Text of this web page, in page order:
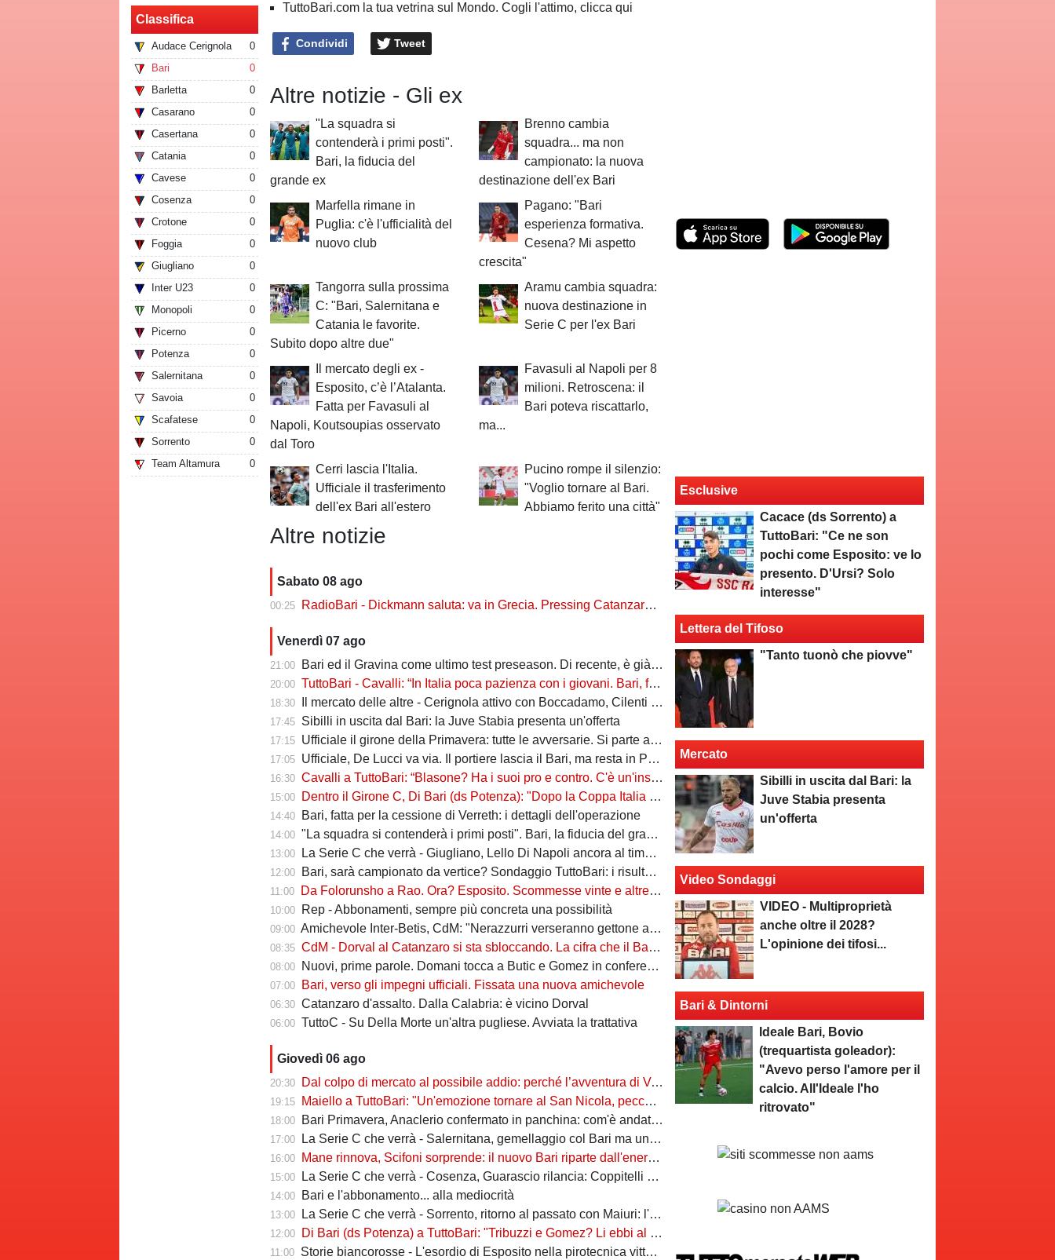
Classifica
Audace Cerignola
0
Bari
0
Barletta
0
Casarano
0
Casertana
0
Catania
0
Cavese
0
Cosenza
0
Crotone
0
Foggia
0
Giugliano
0
Inter U23
0
Monopoli
0
Picerno
0
Potenza
0
Salernitana
0
Savoia
0
Scafatese
0
Sorrento
0
Team Altamura
0
TuttoBari.com la tua vetrina sul Mondo. Cogli l'attimo, clicca qui
Condividi Tweet
Altre notizie - Gli ex
"La squadra si
contenderà i primi posti".
Bari, la fiducia del
grande ex
Brenno cambia
squadra... ma non
campionato: la nuova
destinazione dell'ex Bari
Marfella rimane in
Puglia: c'è l'ufficialità del
nuovo club
Pagano: "Bari
esperienza formativa.
Cesena? Mi aspetto
crescita"
Tangorra sulla prossima
C: "Bari, Salernitana e
Catania le favorite.
Subito dopo altre due"
Aramu cambia squadra:
nuova destinazione in
Serie C per l'ex Bari
Il mercato degli ex -
Esposito, c’è l’Atalanta.
Fatta per Favasuli al
Napoli, Koutsoupias osservato
dal Toro
Favasuli al Napoli per 8
milioni. Retroscena: il
Bari poteva riscattarlo,
ma...
Cerri lascia l'Italia.
Ufficiale il trasferimento
dell'ex Bari all'estero
Pucino rompe il silenzio:
"Voglio tornare al Bari.
Abbiamo ferito una città"
Altre notizie
Sabato 08 ago
00:25 RadioBari - Dickmann saluta: va in Grecia. Pressing Catanzaro per Dorval, Vicari piace ad una pugliese
Venerdì 07 ago
21:00 Bari ed il Gravina come ultimo test preseason. Di recente, è già successo due volte
20:00 TuttoBari - Cavalli: “In Italia poca pazienza con i giovani. Bari, fai la cosa più bella: ti spiego come”
18:30 Il mercato delle altre - Cerignola attivo con Boccadamo, Cilenti e Padula. Casertana su Antonio Ferrara. Della Morte piace al Foggia
17:45 Sibilli in uscita dal Bari: la Juve Stabia presenta un'offerta
17:15 Ufficiale il girone della Primavera: tutte le avversarie. Si parte a settembre
17:05 Ufficiale, De Lucci va via. Il portiere lascia il Bari, ma resta in Puglia
16:30 Cavalli a TuttoBari: “Blasone? Ha i suoi pro e contro. C'è un'insidia enorme: favoriti sì, ma non basta”
15:00 Dentro il Girone C, Di Bari (ds Potenza): "Dopo la Coppa Italia vinta, vogliamo infastidire ancora. Vi nomino qualche nostro giovane"
14:40 Bari, fatta per la cessione di Verreth: i dettagli dell'operazione
14:00 "La squadra si contenderà i primi posti". Bari, la fiducia del grande ex
13:00 La Serie C che verrà - Giugliano, Lello Di Napoli ancora al timone: il re delle salvezze vuole evitare un'altra stagione da brividi
12:00 Bari, sarà campionato da vertice? Sondaggio TuttoBari: i risultati provvisori
11:00 Da Folorunsho a Rao. Ora? Esposito. Scommesse vinte e altre perse sull'asse Napoli-Bari
10:00 Rep - Abbonamenti, sempre più concreta una possibilità
09:00 Amichevole Inter-Betis, CdM: "Nerazzurri verseranno gettone al Bari. E verrà girato al Comune"
08:35 CdM - Dorval al Catanzaro si sta sbloccando. La cifra che il Bari incasserebbe
08:00 Nuovi, prime parole. Domani tocca a Butic e Gomez in conferenza
07:00 Bari, verso gli impegni ufficiali. Fissata una nuova amichevole
06:30 Catanzaro d'assalto. Dalla Calabria: è vicino Dorval
06:00 TuttoC - Su Della Morte un'altra pugliese. Avviata la trattativa
Giovedì 06 ago
20:30 Dal colpo di mercato al possibile addio: perché l’avventura di Verreth al Bari non è mai davvero sbocciata
19:15 Maiello a TuttoBari: "Un'emozione tornare al San Nicola, peccato per il poco pubblico. Bari? Ben costruito"
18:00 Bari Primavera, Anaclerio confermato in panchina: com'è andata la scorsa stagione?
17:00 La Serie C che verrà - Salernitana, gemellaggio col Bari ma una sola missione: tornare subito in Serie B
16:00 Mane rinnova, Scifoni sorprende: il nuovo Bari riparte dall'energia verde
15:00 La Serie C che verrà - Cosenza, Guarascio rilancia: Coppitelli per riportare i lupi in Serie B
14:00 Bari e l'abbonamento... alla mediocrità
13:00 La Serie C che verrà - Sorrento, ritorno al passato con Maiuri: l'obiettivo è una salvezza senza affanni
12:00 Di Bari (ds Potenza) a TuttoBari: "Tribuzzi e Gomez? Li ebbi al Crotone. Alessio può fare più ruoli, Guido è una certezza"
11:00 Storie biancorosse - L'esordio di Esposito nella pirotecnica vittoria contro la Spal di De Rossi e Nainggolan
Esclusive
Cacace (ds Sorrento) a
TuttoBari: "Ce ne son
pochi come Esposito: ve lo
presento. D'Ursi? Solo
interesse"
Lettera del Tifoso
"Tanto tuonò che piovve"
Mercato
Sibilli in uscita dal Bari: la
Juve Stabia presenta
un'offerta
Video Sondaggi
VIDEO - Multiproprietà
anche oltre il 2028?
L'opinione dei tifosi...
Bari & Dintorni
Ideale Bari, Bovio
(trequartista goleador):
"Avevo perso l'amore per il
calcio. All'Ideale l'ho
ritrovato"